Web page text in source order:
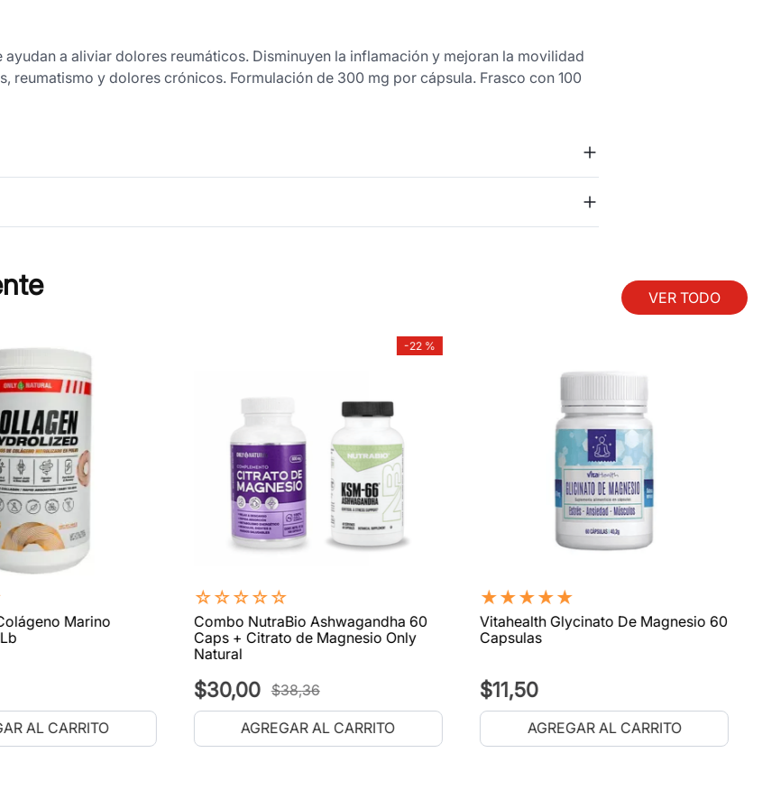
a aliviar dolores reumáticos. Disminuyen la inflamación y mejoran la movilidad
reumatismo y dolores crónicos. Formulación de 300 mg por cápsula. Frasco con 100
VER TODO
Marino
AL CARRITO
-22 %
☆☆☆☆☆
Combo NutraBio Ashwagandha 60
Caps + Citrato de Magnesio Only
Natural
$30,00 $38,36
AGREGAR AL CARRITO
★★★★★
Vitahealth Glycinato De Magnesio 60
Capsulas
$11,50
AGREGAR AL CARRITO